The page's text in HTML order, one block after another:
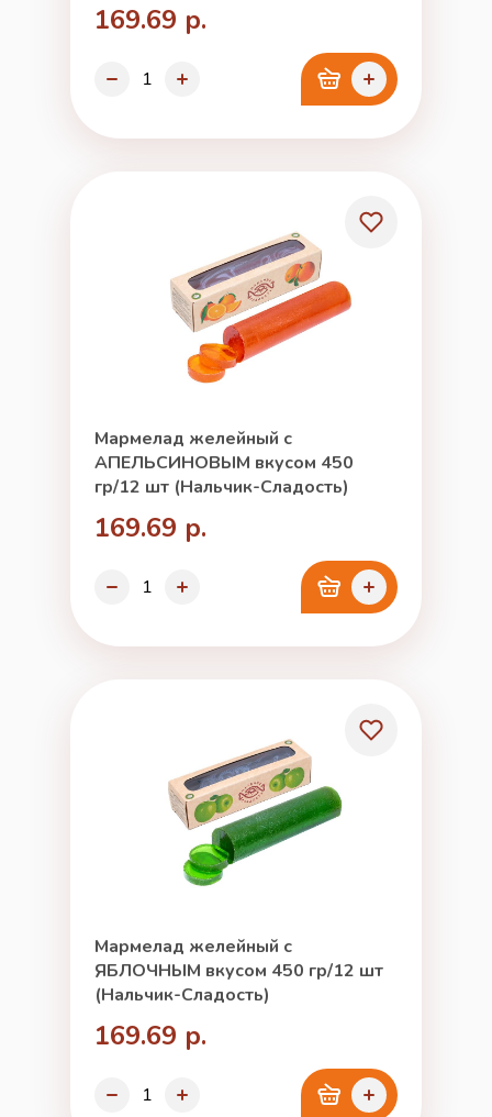
169.69 р.
Мармелад желейный с
АПЕЛЬСИНОВЫМ вкусом 450
гр/12 шт (Нальчик-Сладость)
169.69 р.
Мармелад желейный с
ЯБЛОЧНЫМ вкусом 450 гр/12 шт
(Нальчик-Сладость)
169.69 р.